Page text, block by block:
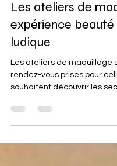
16 mars 2025
2 min
Les ateliers de
expérience beauté
ludique
Les ateliers de maquillage
souhaitent découvrir les